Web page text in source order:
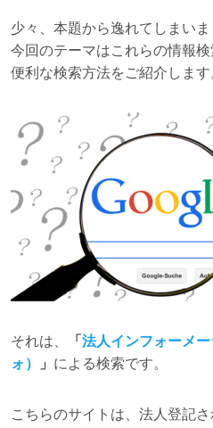
少々、本題から逸れてしまいま
今回のテーマはこれらの情報
便利な検索方法をご紹介します
それは、 「 法人インフォーメ
ォ）
」 による検索です。
こちらのサイトは、法人登記